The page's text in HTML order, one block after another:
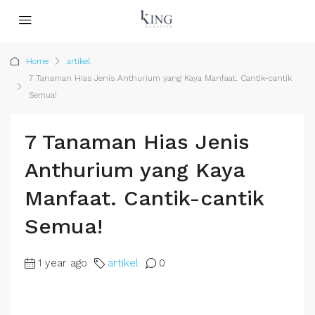
Home
artikel
7 Tanaman Hias Jenis Anthurium yang Kaya Manfaat. Cantik-cantik
Semua!
7 Tanaman Hias Jenis
Anthurium yang Kaya
Manfaat. Cantik-cantik
Semua!
1 year ago artikel 0